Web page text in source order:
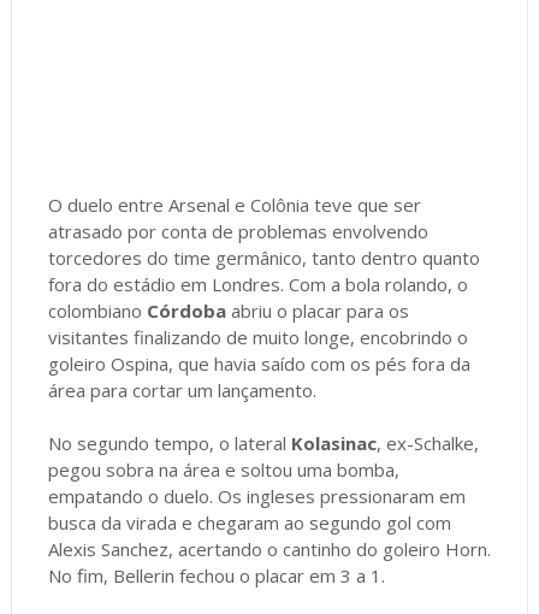
O duelo entre Arsenal e Colônia teve que ser
atrasado por conta de problemas envolvendo
torcedores do time germânico, tanto dentro quanto
fora do estádio em Londres. Com a bola rolando, o
colombiano Córdobaabriu o placar para os
visitantes finalizando de muito longe, encobrindo o
goleiro Ospina, que havia saído com os pés fora da
área para cortar um lançamento.
No segundo tempo, o lateral Kolasinac, ex-Schalke,
pegou sobra na área e soltou uma bomba,
empatando o duelo. Os ingleses pressionaram em
busca da virada e chegaram ao segundo gol com
Alexis Sanchez, acertando o cantinho do goleiro Horn.
No fim, Bellerin fechou o placar em 3 a 1.